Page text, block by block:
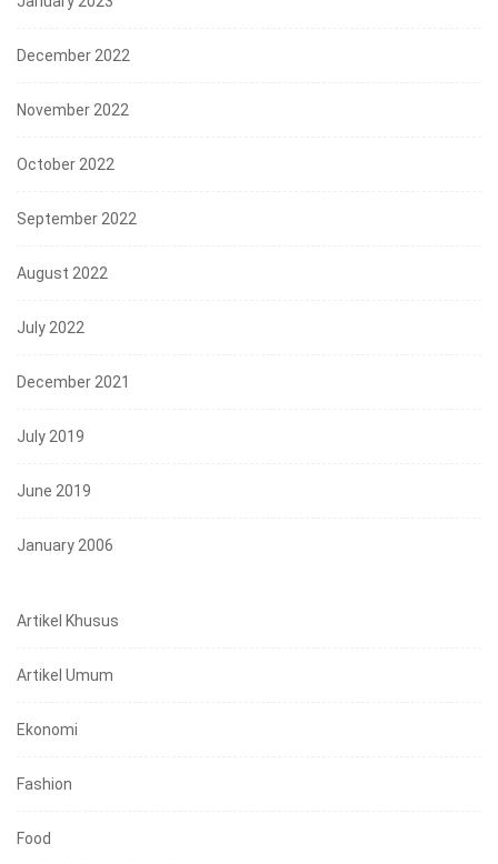
December 2022
November 2022
October 2022
September 2022
August 2022
July 2022
December 2021
July 2019
June 2019
January 2006
Artikel Khusus
Artikel Umum
Ekonomi
Fashion
Food